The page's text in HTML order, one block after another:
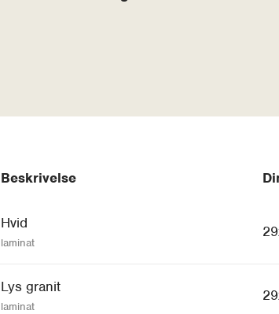
Beskrivelse
Hvid
laminat
Lys granit
laminat